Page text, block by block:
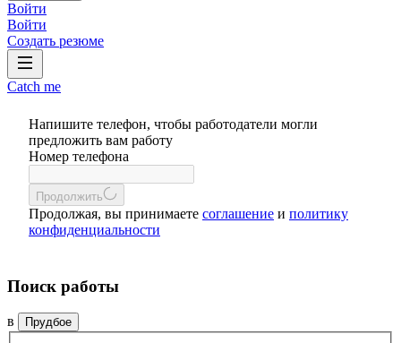
Войти
Войти
Создать резюме
Catch me
Напишите телефон, чтобы работодатели могли
предложить вам работу
Номер телефона
Продолжить
Продолжая, вы принимаете соглашение и политику
конфиденциальности
Поиск работы
в Прудбое